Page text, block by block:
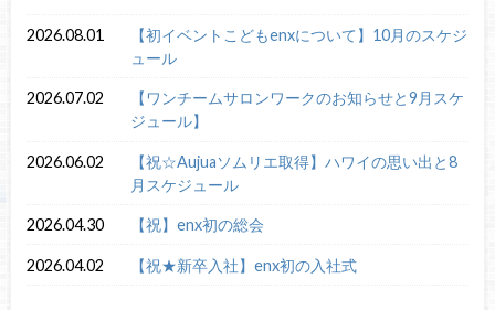
2026.08.01
【初イベントこどもenxについて】10月のスケジ
ュール
2026.07.02
【ワンチームサロンワークのお知らせと9月スケ
ジュール】
2026.06.02
【祝☆Aujuaソムリエ取得】ハワイの思い出と8
月スケジュール
2026.04.30 【祝】enx初の総会
2026.04.02 【祝★新卒入社】enx初の入社式